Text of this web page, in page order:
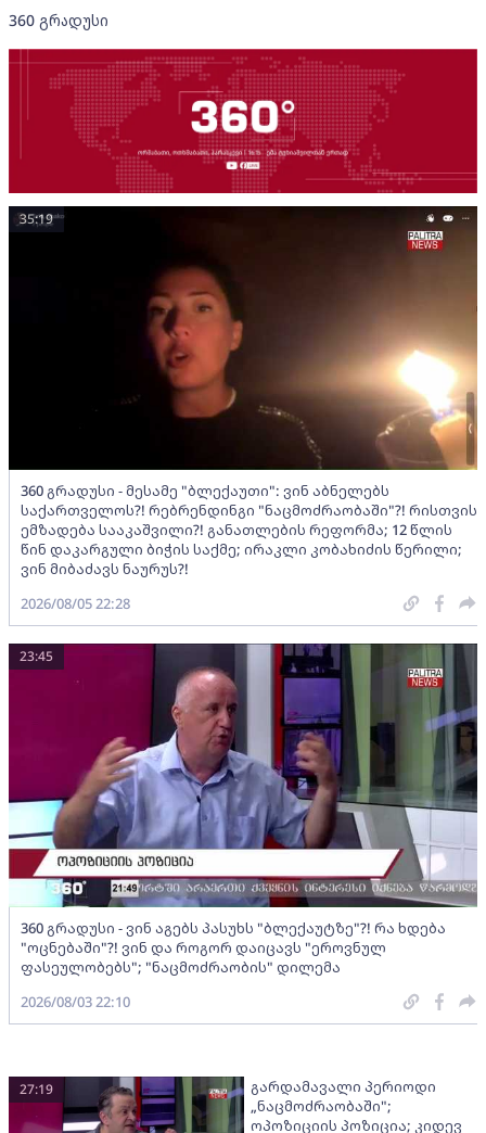
360 გრადუსი
360 გრადუსი - მესამე "ბლექაუთი": ვინ აბნელებს
საქართველოს?! რებრენდინგი "ნაცმოძრაობაში"?! რისთვის
ემზადება სააკაშვილი?! განათლების რეფორმა; 12 წლის
წინ დაკარგული ბიჭის საქმე; ირაკლი კობახიძის წერილი;
ვინ მიბაძავს ნაურუს?!
35:19
2026/08/05 22:28
360 გრადუსი - ვინ აგებს პასუხს "ბლექაუტზე"?! რა ხდება
"ოცნებაში"?! ვინ და როგორ დაიცავს "ეროვნულ
ფასეულობებს"; "ნაცმოძრაობის" დილემა
23:45
2026/08/03 22:10
გარდამავალი პერიოდი
„ნაცმოძრაობაში";
ოპოზიციის პოზიცია; კიდევ
27:19